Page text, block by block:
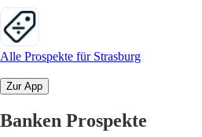
Alle Prospekte für Strasburg
Zur App
Banken Prospekte